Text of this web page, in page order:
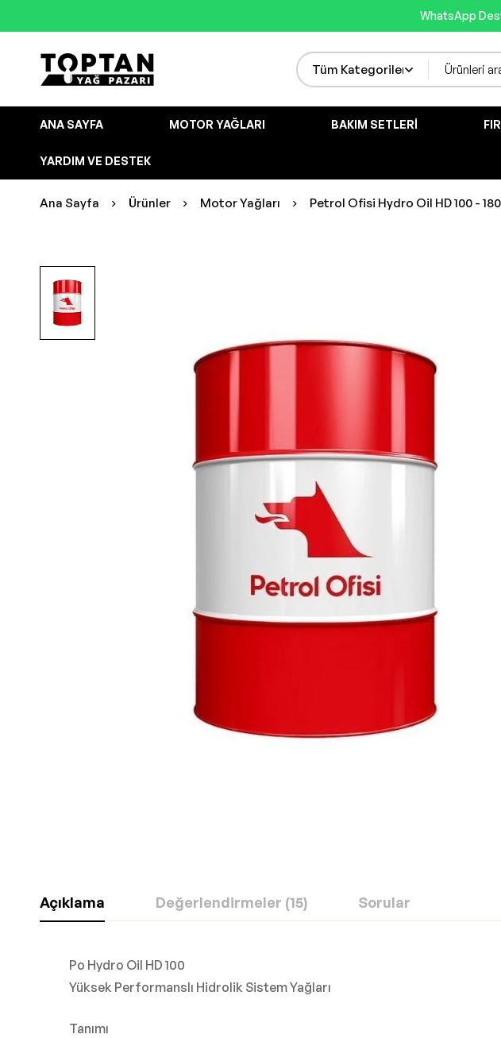
WhatsApp
ANA SAYFA MOTOR YAĞLARI BAKIM SETLERI
YARDIM VE DESTEK
Ana Sayfa Ürünler Motor Yağları Petrol Ofisi Hydro Oil HD 100 -
Açıklama Değerlendirmeler (15) Sorular
Po Hydro Oil HD 100
Yüksek Performanslı Hidrolik Sistem Yağları
Tanımı